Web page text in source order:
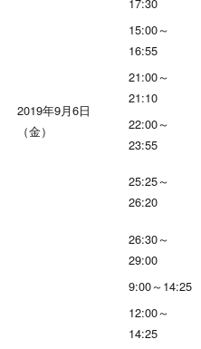
2019年9月6日
（金）
15:00～
16:55
21:00～
21:10
22:00～
23:55
25:25～
26:20
26:30～
29:00
9:00～14:25
12:00～
14:25